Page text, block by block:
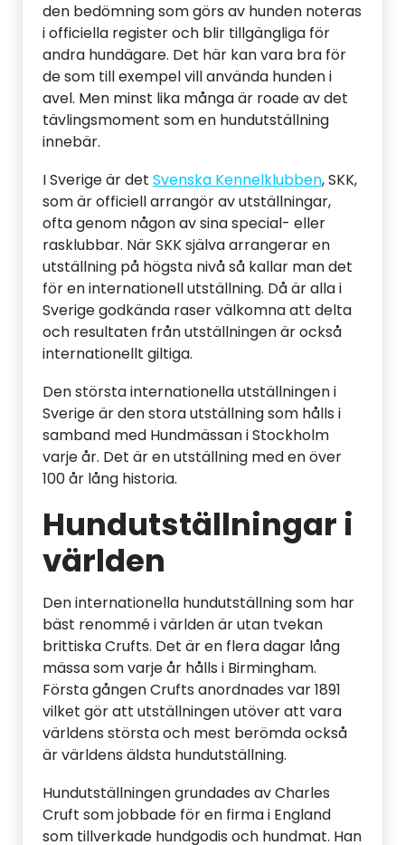
den bedömning som görs av hunden noteras
i officiella register och blir tillgängliga för
andra hundägare. Det här kan vara bra för
de som till exempel vill använda hunden i
avel. Men minst lika många är roade av det
tävlingsmoment som en hundutställning
innebär.
I Sverige är det Svenska Kennelklubben, SKK,
som är officiell arrangör av utställningar,
ofta genom någon av sina special- eller
rasklubbar. När SKK själva arrangerar en
utställning på högsta nivå så kallar man det
för en internationell utställning. Då är alla i
Sverige godkända raser välkomna att delta
och resultaten från utställningen är också
internationellt giltiga.
Den största internationella utställningen i
Sverige är den stora utställning som hålls i
samband med Hundmässan i Stockholm
varje år. Det är en utställning med en över
100 år lång historia.
Hundutställningar i
världen
Den internationella hundutställning som har
bäst renommé i världen är utan tvekan
brittiska Crufts. Det är en flera dagar lång
mässa som varje år hålls i Birmingham.
Första gången Crufts anordnades var 1891
vilket gör att utställningen utöver att vara
världens största och mest berömda också
är världens äldsta hundutställning.
Hundutställningen grundades av Charles
Cruft som jobbade för en firma i England
som tillverkade hundgodis och hundmat. Han